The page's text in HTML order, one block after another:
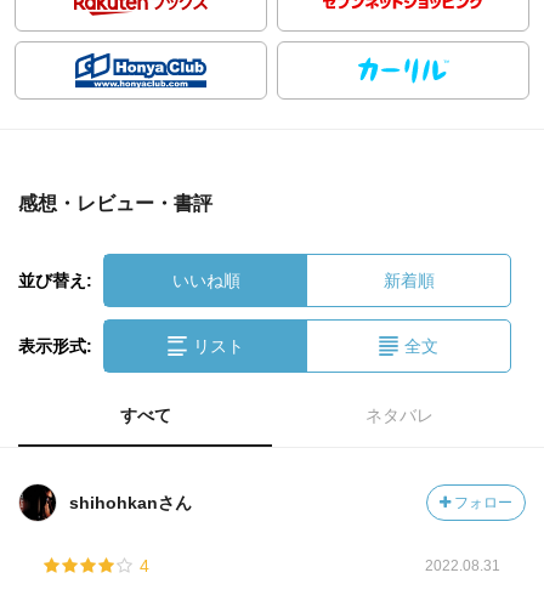
感想・レビュー・書評
並び替え: いいね順 新着順
表示形式: リスト 全文
すべて ネタバレ
shihohkanさん フォロー
4 2022.08.31